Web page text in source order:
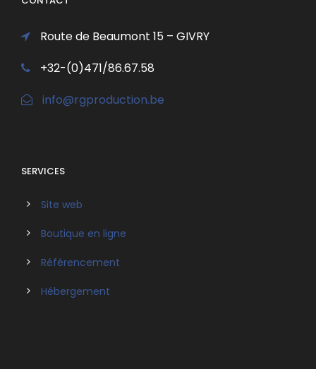
Route de Beaumont 15 – GIVRY
+32-(0)471/86.67.58
info@rgproduction.be
SERVICES
Site web
Boutique en ligne
Référencement
Hébergement